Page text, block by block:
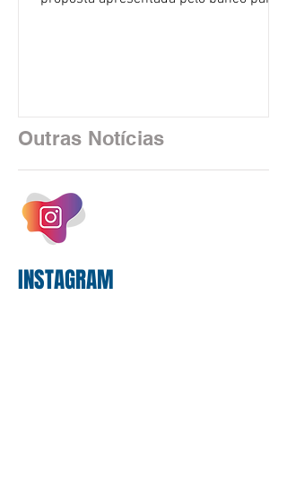
as federações que compõem a mesa de
negociações das empregadas e dos
empregados exigiram que a Caixa refaça
os cálculos e apresente uma nova
proposta. O entendimento é que a
proposta
Outras Notícias
INSTAGRAM